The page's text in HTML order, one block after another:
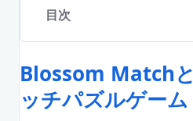
目次
Blossom Match
ッチパズルゲーム